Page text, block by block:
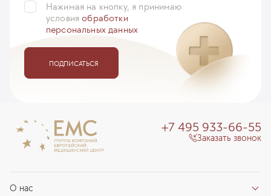
Нажимая на кнопку, я принимаю
условияобработки
персональных данных
ПОДПИСАТЬСЯ
О нас
+7 495 933-66-55
Заказать звонок